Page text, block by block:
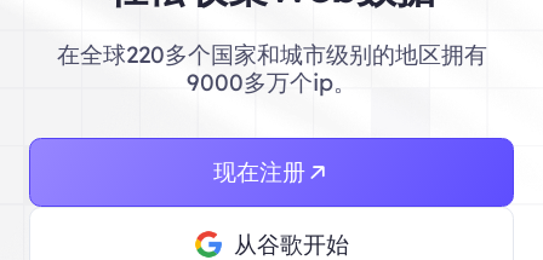
在全球220多个国家和城市级别的地区拥有
9000多万个ip。
现在注册
从谷歌开始